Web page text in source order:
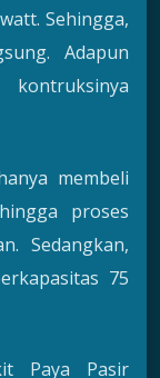
Sehingga,
Adapun
membeli
proses
Sedangkan,
75
Paya Pasir